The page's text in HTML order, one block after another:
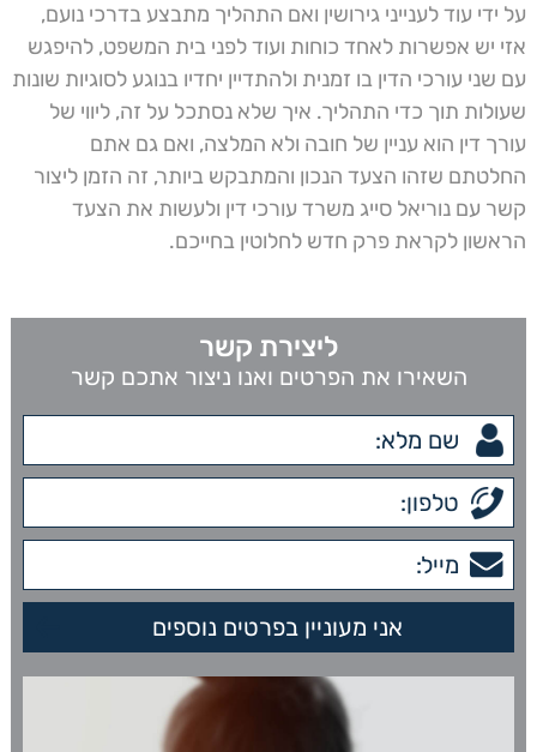
על ידי עוד לענייני גירושין ואם התהליך מתבצע בדרכי נועם,
אזי יש אפשרות לאחד כוחות ועוד לפני בית המשפט, להיפגש
עם שני עורכי הדין בו זמנית ולהתדיין יחדיו בנוגע לסוגיות שונות
שעולות תוך כדי התהליך. איך שלא נסתכל על זה, ליווי של
עורך דין הוא עניין של חובה ולא המלצה, ואם גם אתם
החלטתם שזהו הצעד הנכון והמתבקש ביותר, זה הזמן ליצור
קשר עם נוריאל סייג משרד עורכי דין ולעשות את הצעד
הראשון לקראת פרק חדש לחלוטין בחייכם.
ליצירת קשר
השאירו את הפרטים ואנו ניצור אתכם קשר